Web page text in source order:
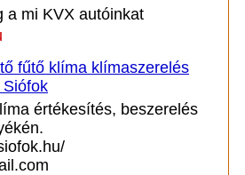
mi KVX autóinkat
fűtő klíma klímaszerelés
értékesítés, beszerelés